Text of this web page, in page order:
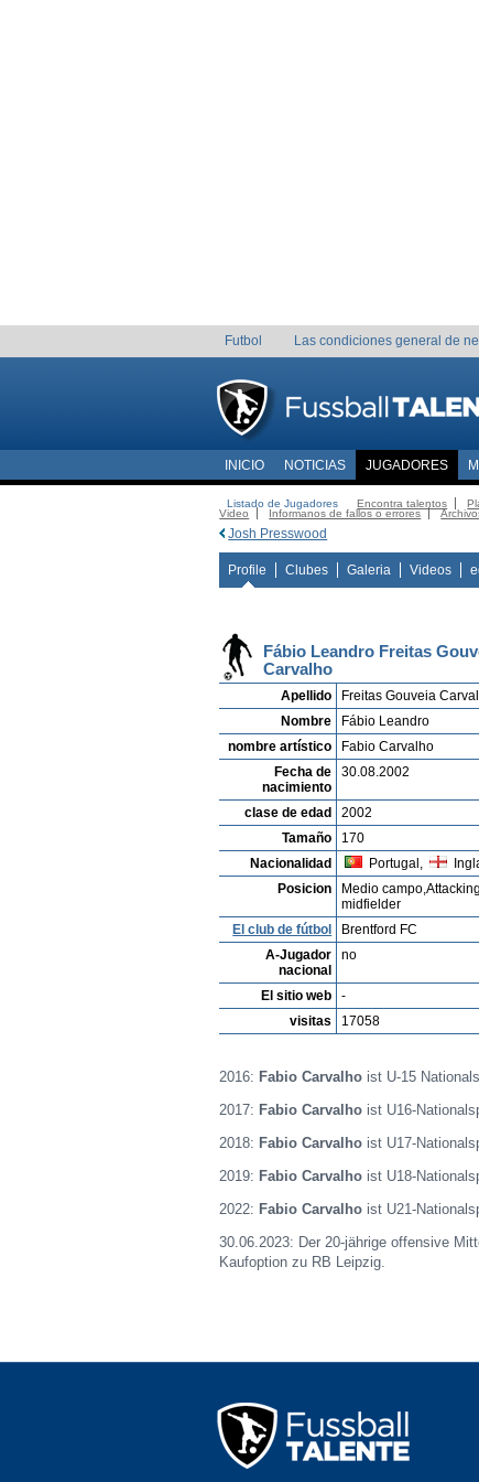
Futbol Las condiciones general de
INICIO NOTICIAS JUGADORES
Listado de Jugadores Encontra talentos
Video
Informanos de fallos o errores
Josh Presswood
Profile Clubes Galeria Videos
Fábio Leandro Freitas
Carvalho
Apellido
Freitas Gouveia
Nombre
Fábio Leandro
nombre artístico
Fabio Carvalho
Fecha de
nacimiento
30.08.2002
clase de edad
2002
Tamaño
170
Nacionalidad
Portugal,
Posicion
Medio campo,Attacking
midfielder
El club de fútbol
Brentford FC
A-Jugador
nacional
no
El sitio web
-
visitas
17058
2016: Fabio Carvalho ist U-15
2017: Fabio Carvalho ist U16-
2018: Fabio Carvalho ist U17-
2019: Fabio Carvalho ist U18-
2022: Fabio Carvalho ist U21-
30.06.2023: Der 20-jährige offensive
Kaufoption zu RB Leipzig.